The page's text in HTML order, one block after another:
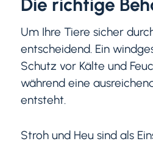
Die richtige
Um Ihre Tiere sicher
entscheidend. Ein
Schutz vor Kälte und
während eine
entsteht.
Stroh und Heu sind als